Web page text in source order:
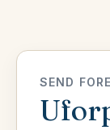
SEND